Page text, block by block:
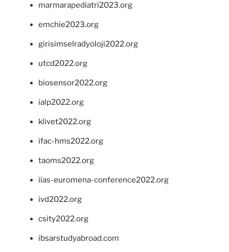
marmarapediatri2023.org
emchie2023.org
girisimselradyoloji2022.org
utcd2022.org
biosensor2022.org
ialp2022.org
klivet2022.org
ifac-hms2022.org
taoms2022.org
iias-euromena-conference2022.org
ivd2022.org
csity2022.org
ibsarstudyabroad.com